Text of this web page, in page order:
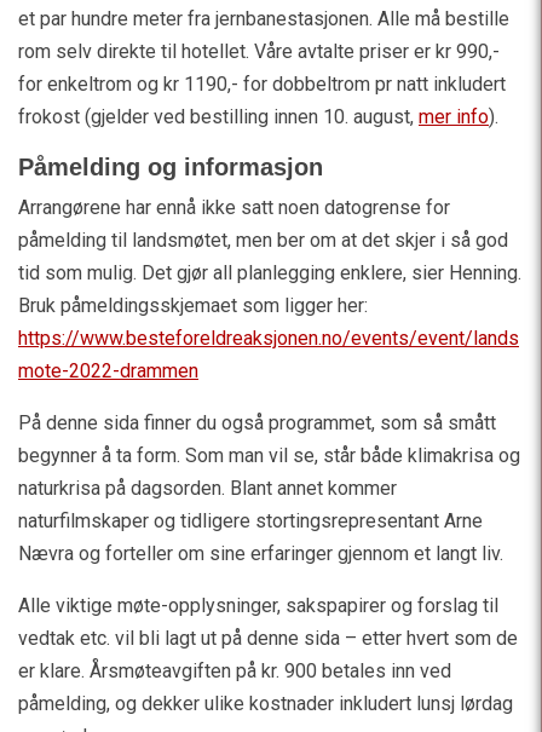
et par hundre meter fra jernbanestasjonen. Alle må bestille
rom selv direkte til hotellet. Våre avtalte priser er kr 990,-
for enkeltrom og kr 1190,- for dobbeltrom pr natt inkludert
frokost (gjelder ved bestilling innen 10. august, mer info).
Påmelding og informasjon
Arrangørene har ennå ikke satt noen datogrense for
påmelding til landsmøtet, men ber om at det skjer i så god
tid som mulig. Det gjør all planlegging enklere, sier Henning.
Bruk påmeldingsskjemaet som ligger her:
https://www.besteforeldreaksjonen.no/events/event/lands
mote-2022-drammen
På denne sida finner du også programmet, som så smått
begynner å ta form. Som man vil se, står både klimakrisa og
naturkrisa på dagsorden. Blant annet kommer
naturfilmskaper og tidligere stortingsrepresentant Arne
Nævra og forteller om sine erfaringer gjennom et langt liv.
Alle viktige møte-opplysninger, sakspapirer og forslag til
vedtak etc. vil bli lagt ut på denne sida – etter hvert som de
er klare. Årsmøteavgiften på kr. 900 betales inn ved
påmelding, og dekker ulike kostnader inkludert lunsj lørdag